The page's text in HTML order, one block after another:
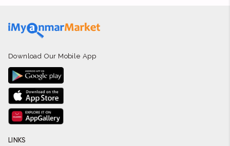
Download Our Mobile App
LINKS